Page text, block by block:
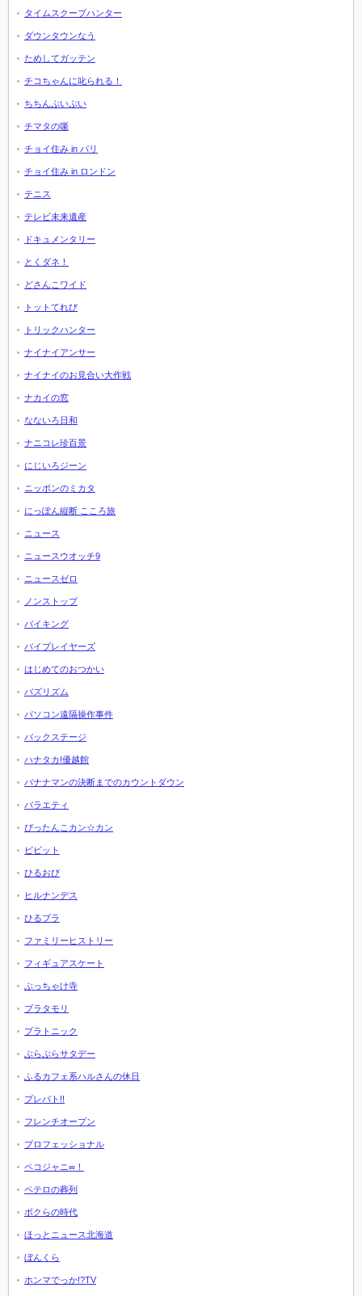
タイムスクープハンター
ダウンタウンなう
ためしてガッテン
チコちゃんに叱られる！
ちちんぷいぷい
チマタの噺
チョイ住み in パリ
チョイ住み in ロンドン
テニス
テレビ未来遺産
ドキュメンタリー
とくダネ！
どさんこワイド
トットてれび
トリックハンター
ナイナイアンサー
ナイナイのお見合い大作戦
ナカイの窓
なないろ日和
ナニコレ珍百景
にじいろジーン
ニッポンのミカタ
にっぽん縦断 こころ旅
ニュース
ニュースウオッチ9
ニュースゼロ
ノンストップ
バイキング
バイプレイヤーズ
はじめてのおつかい
バズリズム
パソコン遠隔操作事件
バックステージ
ハナタカ!優越館
バナナマンの決断までのカウントダウン
バラエティ
ぴったんこカン☆カン
ビビット
ひるおび
ヒルナンデス
ひるブラ
ファミリーヒストリー
フィギュアスケート
ぶっちゃけ寺
ブラタモリ
プラトニック
ぶらぶらサタデー
ふるカフェ系ハルさんの休日
プレバト!!
フレンチオープン
プロフェッショナル
ペコジャニ∞！
ペテロの葬列
ボクらの時代
ほっとニュース北海道
ぼんくら
ホンマでっか!?TV